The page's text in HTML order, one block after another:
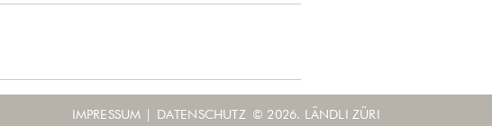
IMPRESSUM DATENSCHUTZ © 2026. LÄNDLI ZÜRI